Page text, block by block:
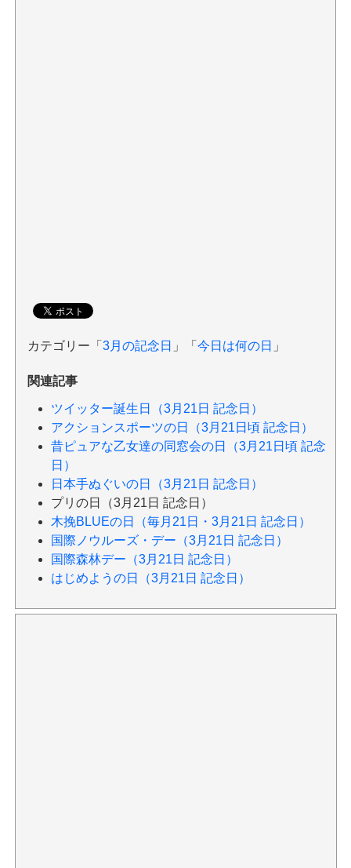
カテゴリー「 3月の記念日 」「 今日は何の日 」
関連記事
ツイッター誕生日（3月21日 記念日）
アクションスポーツの日（3月21日頃 記念日）
昔ピュアな乙女達の同窓会の日（3月21日頃 記念
日）
日本手ぬぐいの日（3月21日 記念日）
プリの日（3月21日 記念日）
木挽BLUEの日（毎月21日・3月21日 記念日）
国際ノウルーズ・デー（3月21日 記念日）
国際森林デー（3月21日 記念日）
はじめようの日（3月21日 記念日）